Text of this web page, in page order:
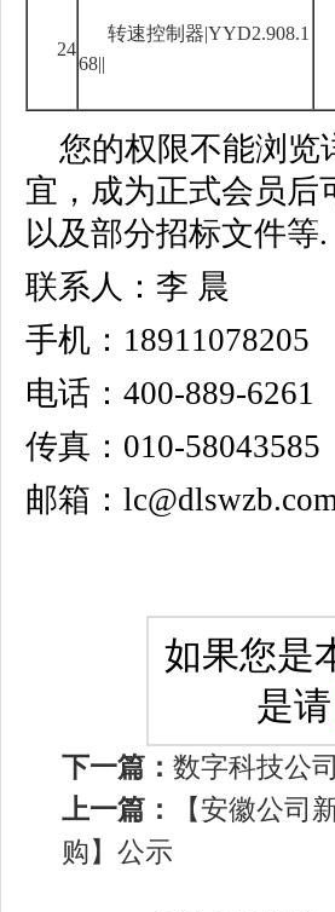
24
转速控制器|YYD2.908.1
68||
您的权限不能浏览
宜，成为正式会员后
以及部分招标文件等.
联系人：李 晨
手机：18911078205
电话：400-889-6261
传真：010-58043585
邮箱：
如果您是
是请
下一篇： 数字科技公
上一篇：
【安徽公司
购】公示